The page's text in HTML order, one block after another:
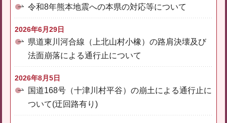
令和8年熊本地震への本県の対応等について
2026年6月29日
県道東川河合線（上北山村小橡）の路肩決壊及び
法面崩落による通行止について
2026年8月5日
国道168号（十津川村平谷）の崩土による通行止に
ついて(迂回路有り)